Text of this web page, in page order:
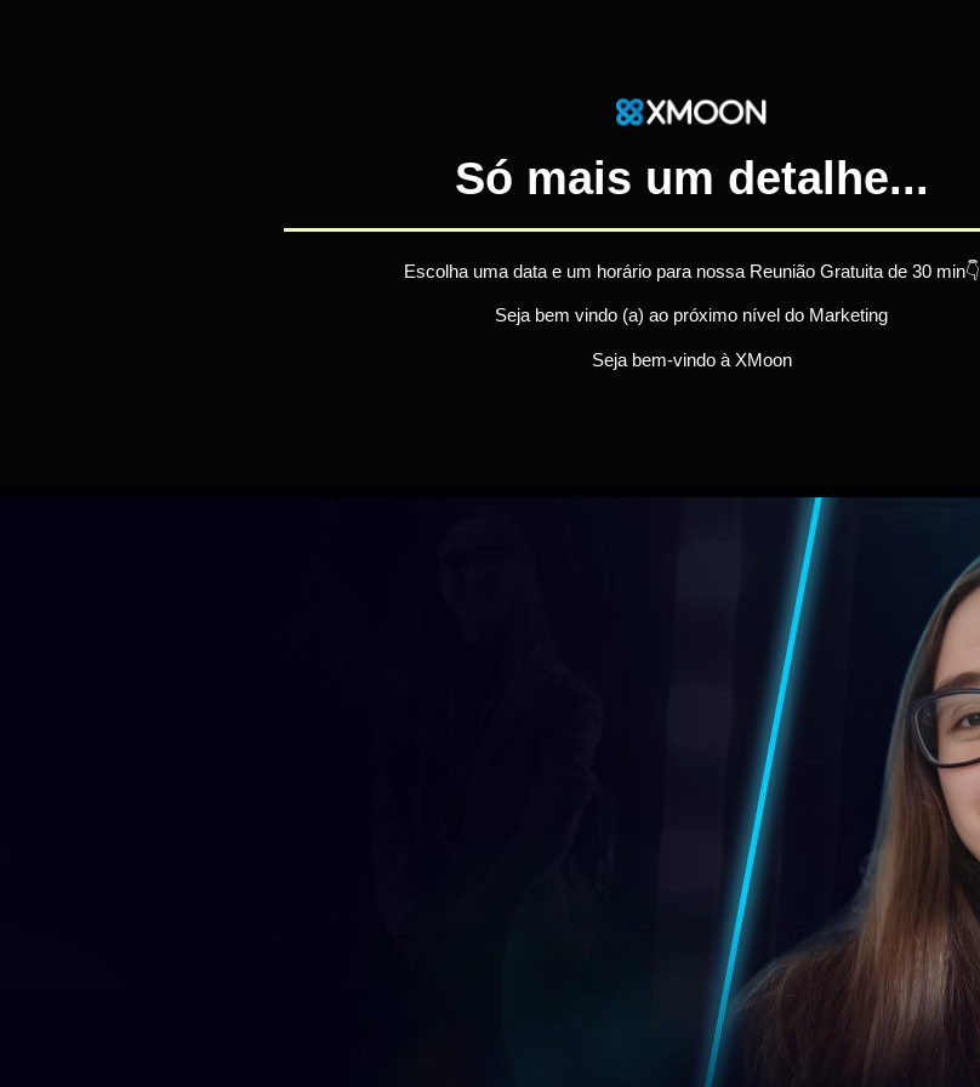
Só mais um detalhe...
Escolha uma data e um horário para nossa Reunião Gratuita de 30 min👇
Seja bem vindo (a) ao próximo nível do Marketing
Seja bem-vindo à XMoon